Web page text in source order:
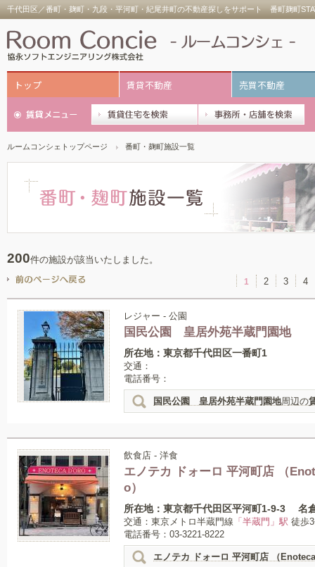
千代田区／番町・麹町・九段・平河町・紀尾井町の不動産探しをサポート 番町麹町
トップ 賃貸不動産 売買不動産
ルームコンシェトップページ 番町・麹町施設一覧
200件の施設が該当いたしました。
1 2 3 4
レジャー - 公園
国民公園 皇居外苑半蔵門園地
所在地：東京都千代田区一番町1
交通：
電話番号：
国民公園 皇居外苑半蔵門園地周辺の
飲食店 - 洋食
エノテカ ドォーロ 平河町店 （
o）
所在地：東京都千代田区平河町1-9-3 名
交通：東京メトロ半蔵門線 「半蔵門」駅 徒歩
電話番号：03-3221-8222
エノテカ ドォーロ 平河町店 （